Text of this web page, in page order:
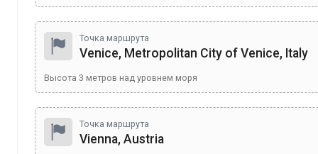
Точка маршрута
Venice, Metropolitan City of Venice, Italy
Высота 3 метров над уровнем моря
Точка маршрута
Vienna, Austria